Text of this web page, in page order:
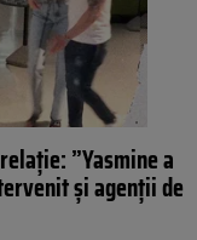
”Yasmine a
și agenții de